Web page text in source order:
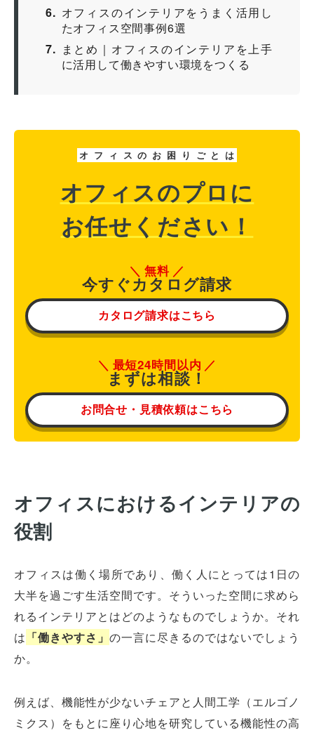
6
オフィスのインテリアをうまく活用し
たオフィス空間事例6選
7
まとめ｜オフィスのインテリアを上手
に活用して働きやすい環境をつくる
オ フ ィ ス の お 困 り ご と は
オフィスのプロに
お任せください！
無料
今すぐカタログ請求
カタログ請求はこちら
最短24時間以内
まずは相談！
お問合せ・見積依頼はこちら
オフィスにおけるインテリアの
役割
オフィスは働く場所であり、働く人にとっては1日の
大半を過ごす生活空間です。そういった空間に求めら
れるインテリアとはどのようなものでしょうか。それ
は 「働きやすさ」の一言に尽きるのではないでしょう
か。
例えば、機能性が少ないチェアと人間工学（エルゴノ
ミクス）をもとに座り心地を研究している機能性の高